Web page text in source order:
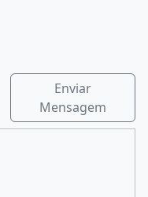
Enviar
Mensagem